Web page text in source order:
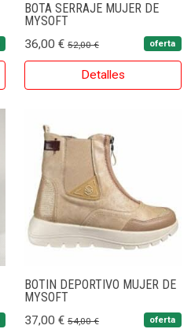
BOTA SERRAJE MUJER DE
MYSOFT
36,00 € 52,00 € oferta
Detalles
BOTIN DEPORTIVO MUJER DE
MYSOFT
37,00 € 54,00 € oferta